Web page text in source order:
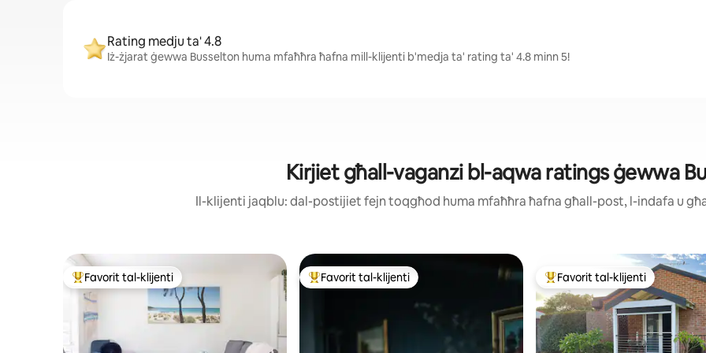
Rating medju ta' 4.8
Iż-żjarat ġewwa Busselton huma mfaħħra ħafna mill-klijenti b'medja ta' rating ta' 4.8 minn 5!
Kirjiet għall-vaganzi bl-aqwa ratings ġewwa
Il-klijenti jaqblu: dal-postijiet fejn toqgħod huma mfaħħra ħafna għall-post, l-indafa u
Wieħed mill-aqwa favoriti tal-klijenti
Favorit tal-klijenti Wieħed mill-aqwa favoriti tal-klijenti
Favorit tal-klijenti Wieħed mill-aqwa favoriti tal-
Favorit tal-klijenti